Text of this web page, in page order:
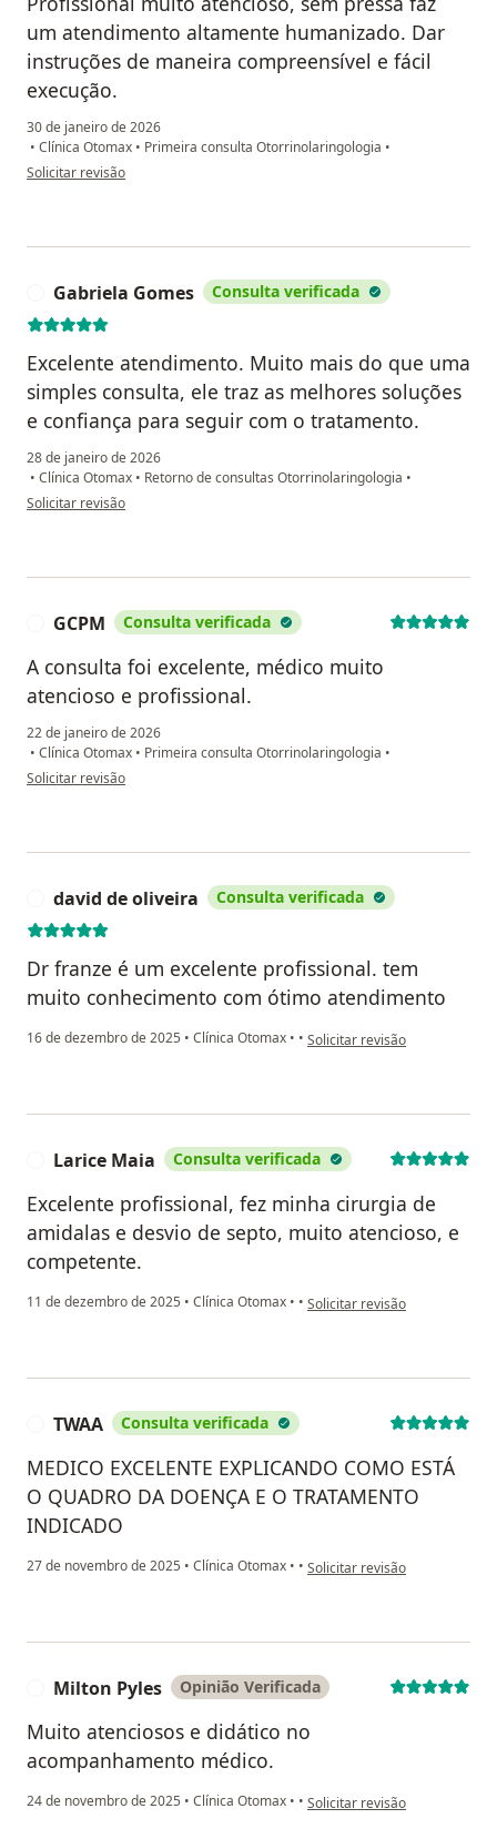
um atendimento altamente humanizado. Dar
instruções de maneira compreensível e fácil
execução.
30 de janeiro de 2026
• Clínica Otomax • Primeira consulta Otorrinolaringologia •
na opinião do utilizador Albery Viana
Solicitar revisão
Gabriela Gomes Consulta verificada
Excelente atendimento. Muito mais do que uma
simples consulta, ele traz as melhores soluções
e confiança para seguir com o tratamento.
28 de janeiro de 2026
• Clínica Otomax • Retorno de consultas Otorrinolaringologia •
na opinião do utilizador Gabriela Gomes
Solicitar revisão
GCPM Consulta verificada
A consulta foi excelente, médico muito
atencioso e profissional.
22 de janeiro de 2026
• Clínica Otomax • Primeira consulta Otorrinolaringologia •
na opinião do utilizador GCPM
Solicitar revisão
david de oliveira Consulta verificada
Dr franze é um excelente profissional. tem
muito conhecimento com ótimo atendimento
16 de dezembro de 2025 • Clínica Otomax • • na opinião do utilizador david
Solicitar revisão
Larice Maia Consulta verificada
Excelente profissional, fez minha cirurgia de
amidalas e desvio de septo, muito atencioso, e
competente.
11 de dezembro de 2025 • Clínica Otomax • • na opinião do utilizador Larice
Solicitar revisão
TWAA Consulta verificada
MEDICO EXCELENTE EXPLICANDO COMO ESTÁ
O QUADRO DA DOENÇA E O TRATAMENTO
INDICADO
27 de novembro de 2025 • Clínica Otomax • • na opinião do utilizador TWAA
Solicitar revisão
Milton Pyles Opinião Verificada
Muito atenciosos e didático no
acompanhamento médico.
24 de novembro de 2025 • Clínica Otomax • • na opinião do utilizador Milton
Solicitar revisão